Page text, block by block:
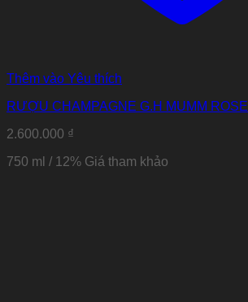
Thêm vào Yêu thích
RƯỢU CHAMPAGNE G.H MUMM ROSE
2.600.000 ₫
750 ml / 12% Giá tham khảo